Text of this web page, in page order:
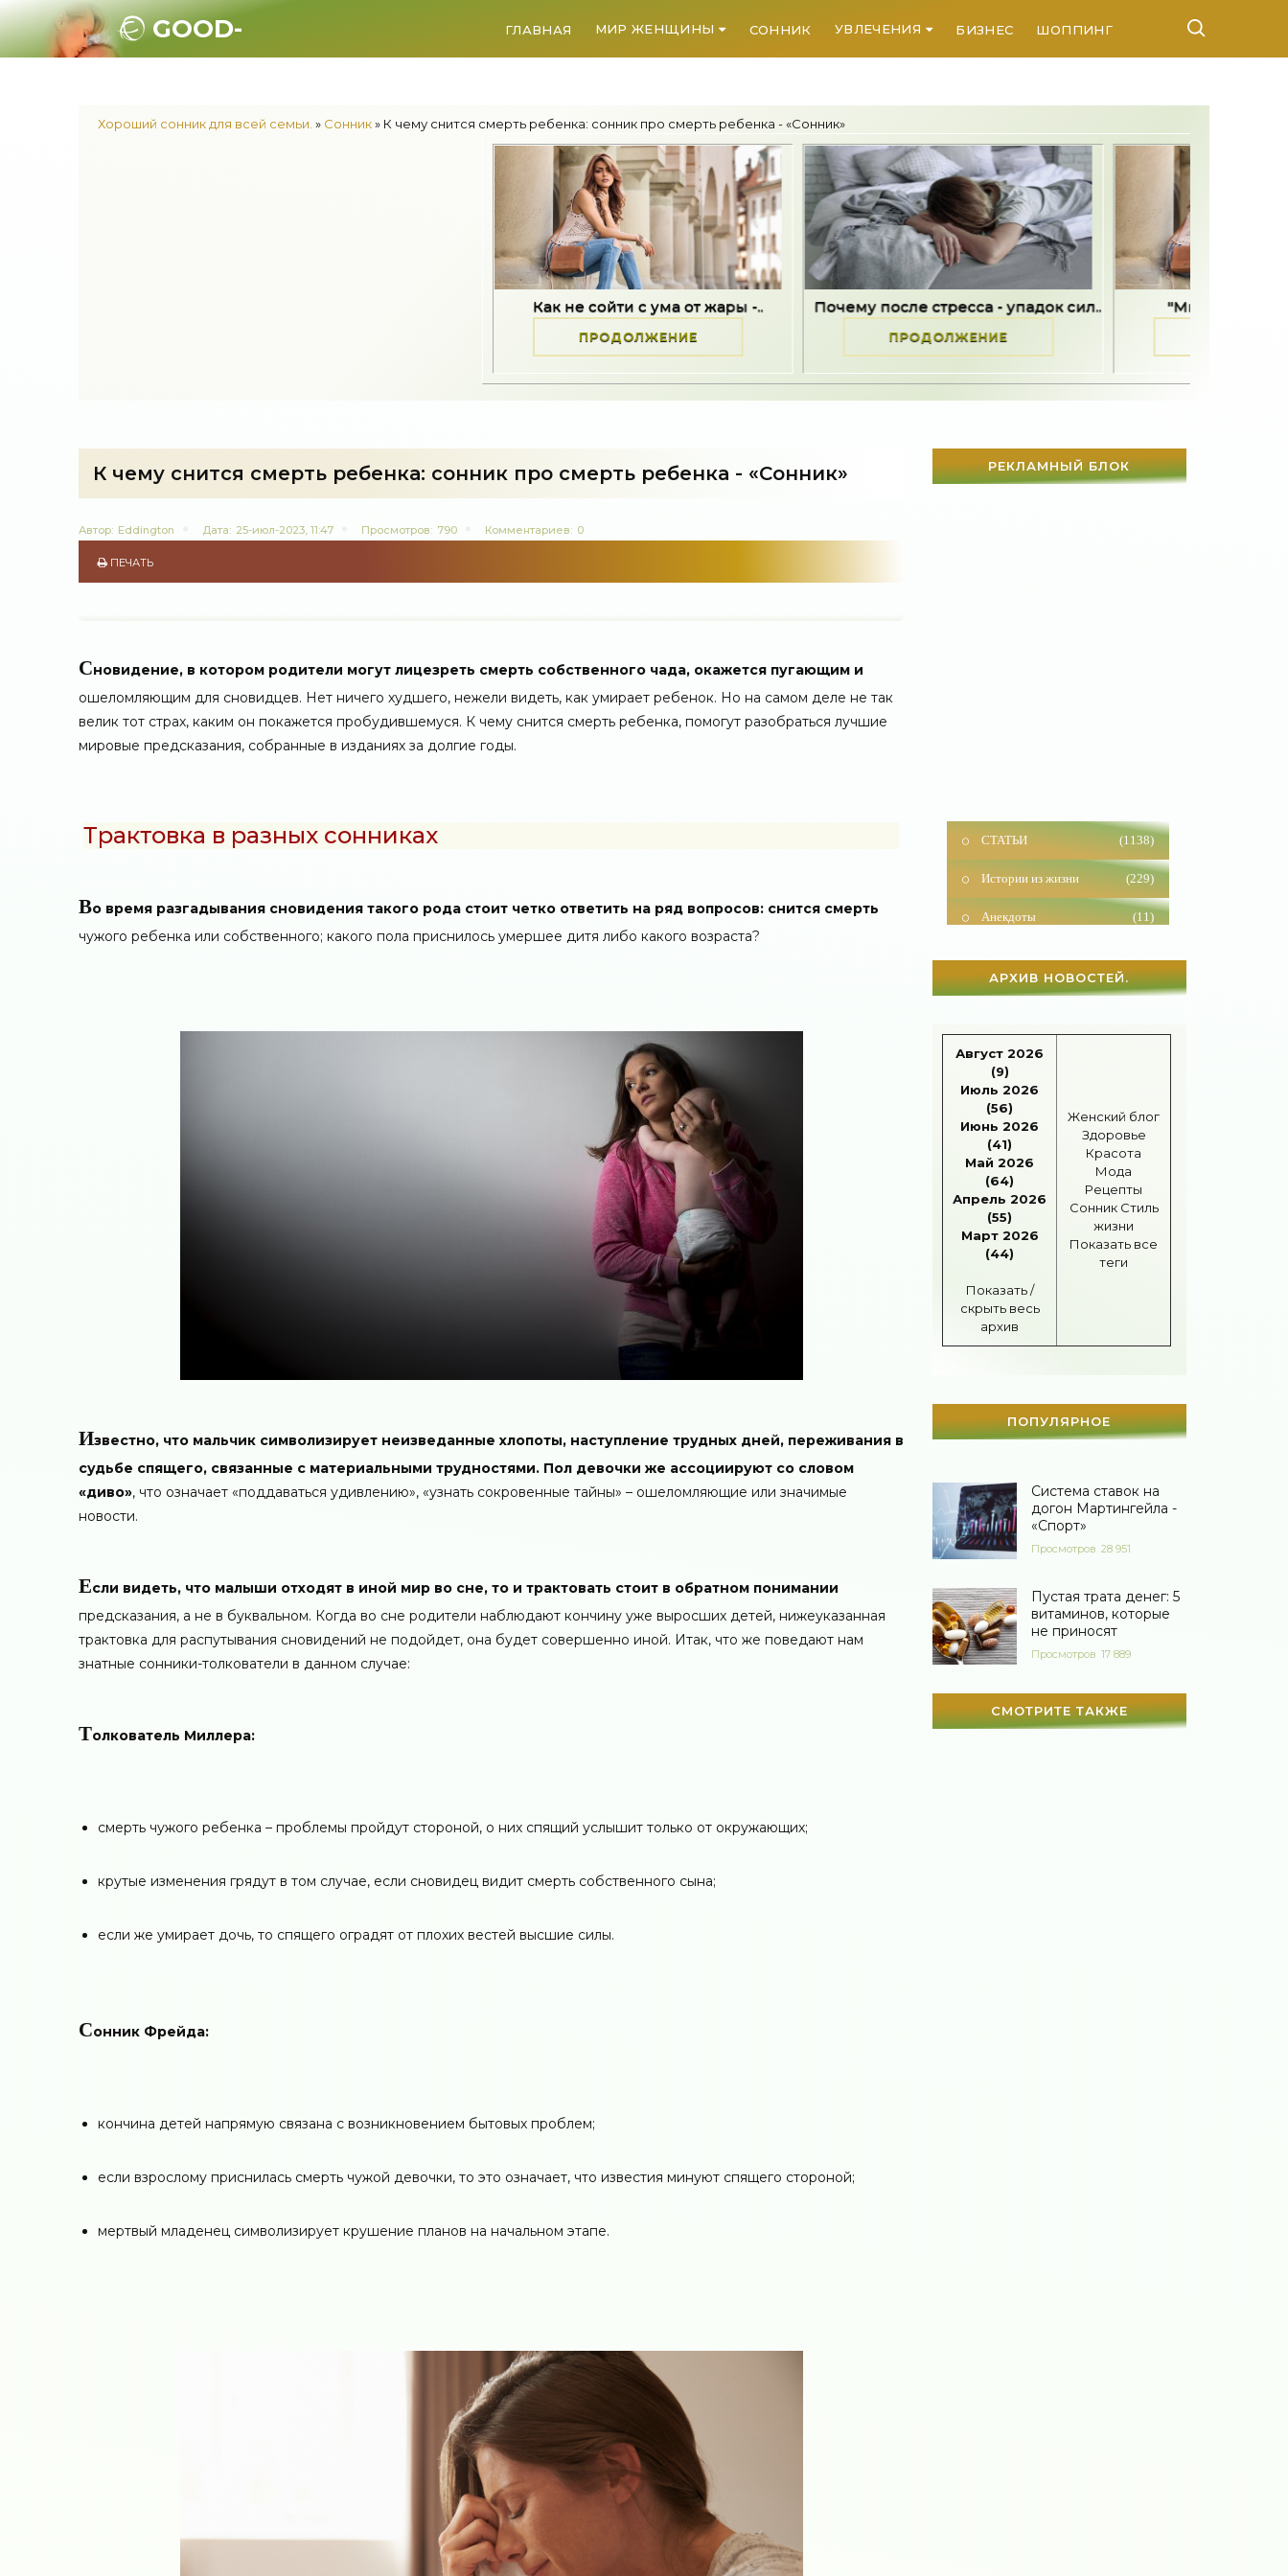
GOOD-
ГЛАВНАЯ МИР ЖЕНЩИНЫ СОННИК УВЛЕЧЕНИЯ БИЗНЕС ШОППИНГ
Хороший сонник для всей семьи. » Сонник» К чему снится смерть ребенка: сонник про смерть ребенка - «Сонник»
Как не сойти с ума от жары -..
ПРОДОЛЖЕНИЕ
Почему после стресса - упадок сил..
ПРОДОЛЖЕНИЕ
"Мне не хотелось жить" -..
К чему снится смерть ребенка: сонник про смерть ребенка - «Сонник»
Автор: Eddington Дата: 25-июл-2023, 11:47 Просмотров: 790 Комментариев: 0
ПЕЧАТЬ
Сновидение, в котором родители могут лицезреть смерть собственного чада, окажется пугающим и
ошеломляющим для сновидцев. Нет ничего худшего, нежели видеть, как умирает ребенок. Но на самом деле не так
велик тот страх, каким он покажется пробудившемуся. К чему снится смерть ребенка, помогут разобраться лучшие
мировые предсказания, собранные в изданиях за долгие годы.
Трактовка в разных сонниках
Во время разгадывания сновидения такого рода стоит четко ответить на ряд вопросов: снится смерть
чужого ребенка или собственного; какого пола приснилось умершее дитя либо какого возраста?
Известно, что мальчик символизирует неизведанные хлопоты, наступление трудных дней, переживания в
судьбе спящего, связанные с материальными трудностями. Пол девочки же ассоциируют со словом
«диво», что означает «поддаваться удивлению», «узнать сокровенные тайны» – ошеломляющие или значимые
новости.
Если видеть, что малыши отходят в иной мир во сне, то и трактовать стоит в обратном понимании
предсказания, а не в буквальном. Когда во сне родители наблюдают кончину уже выросших детей, нижеуказанная
трактовка для распутывания сновидений не подойдет, она будет совершенно иной. Итак, что же поведают нам
знатные сонники-толкователи в данном случае:
Толкователь Миллера:
смерть чужого ребенка – проблемы пройдут стороной, о них спящий услышит только от окружающих;
крутые изменения грядут в том случае, если сновидец видит смерть собственного сына;
если же умирает дочь, то спящего оградят от плохих вестей высшие силы.
Сонник Фрейда:
кончина детей напрямую связана с возникновением бытовых проблем;
если взрослому приснилась смерть чужой девочки, то это означает, что известия минуют спящего стороной;
мертвый младенец символизирует крушение планов на начальном этапе.
РЕКЛАМНЫЙ БЛОК
СТАТЬИ (1138)
Истории из жизни (229)
Анекдоты (11)
Отношения (1599)
Карьера
Бизнес
Рецепты (495)
Шоппинг
Диеты (1205)
Отдых (110)
Здоровье
Гороскоп
Беременность (123)
Новости звезд (420)
Мода (1367)
Свадьба (466)
Гадания
Сонник
Увлечения (63)
АРХИВ НОВОСТЕЙ.
Август 2026
(9)
Июль 2026
(56)
Июнь 2026
(41)
Май 2026
(64)
Апрель 2026
(55)
Март 2026
(44)
Показать /
скрыть весь
архив
Женский блог
Здоровье
Красота
Мода
Рецепты
Сонник Стиль
жизни
Показать все
теги
ПОПУЛЯРНОЕ
Система ставок на
догон Мартингейла -
«Спорт»
Просмотров 28 951
Пустая трата денег: 5
витаминов, которые
не приносят
Просмотров 17 889
СМОТРИТЕ ТАКЖЕ